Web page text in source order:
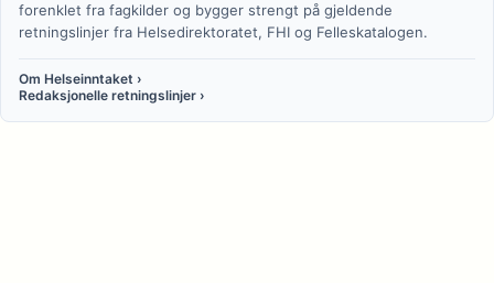
forenklet fra fagkilder og bygger strengt på gjeldende
retningslinjer fra Helsedirektoratet, FHI og Felleskatalogen.
Om Helseinntaket ›
Redaksjonelle retningslinjer ›